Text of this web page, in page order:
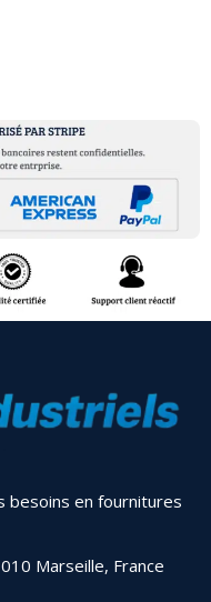
besoins en fournitures
Marseille, France